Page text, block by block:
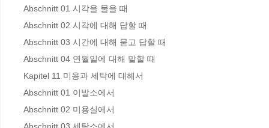
Abschnitt 01 시각을 물을 때
Abschnitt 02 시각에 대해 답할 때
Abschnitt 03 시간에 대해 묻고 답할 때
Abschnitt 04 연월일에 대해 말할 때
Kapitel 11 미용과 세탁에 대해서
Abschnitt 01 이발소에서
Abschnitt 02 미용실에서